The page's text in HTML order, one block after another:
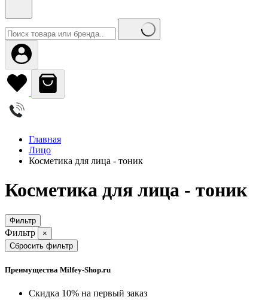
Главная
Лицо
Косметика для лица - тоник
Косметика для лица - тоник
Фильтр
Фильтр
×
Сбросить фильтр
Преимущества Milfey-Shop.ru
Скидка 10% на первый заказ